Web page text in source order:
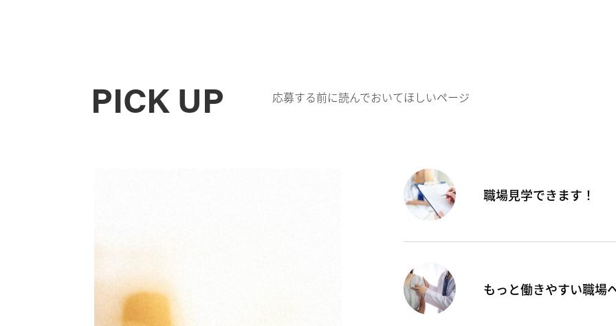
PICK UP 応募する前に読んでおいてほしいページ
職場見学できます！
もっと働きやすい職場